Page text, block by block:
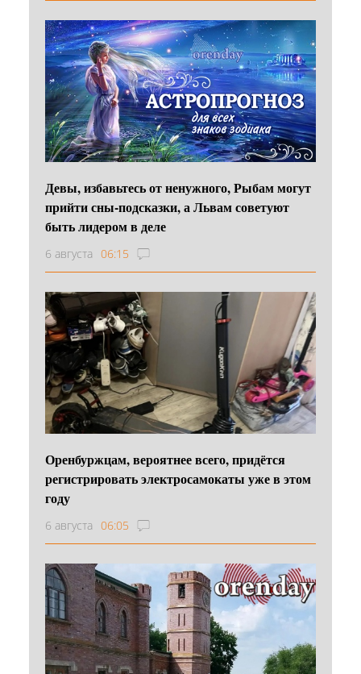
Девы, избавьтесь от ненужного, Рыбам могут
прийти сны-подсказки, а Львам советуют
быть лидером в деле
6 августа 06:15
Оренбуржцам, вероятнее всего, придётся
регистрировать электросамокаты уже в этом
году
6 августа 06:05